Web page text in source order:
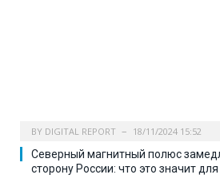
BY DIGITAL REPORT 18/11/2024 15:52
Северный магнитный полюс
сторону России: что это значит